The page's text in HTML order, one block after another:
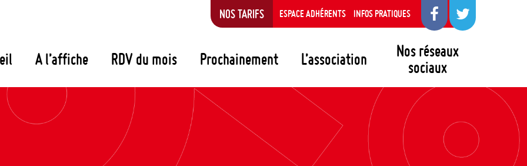
A l’affiche RDV du mois Prochainement L’association
Nos réseaux
sociaux
NOS TARIFS ESPACE ADHÉRENTS INFOS PRATIQUES